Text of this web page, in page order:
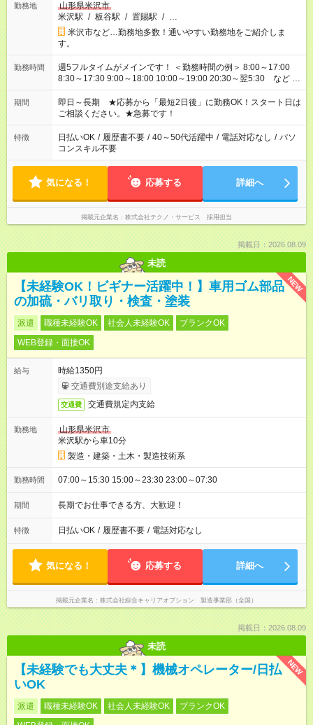
勤務地
山形県米沢市
米沢駅 / 板谷駅 / 置賜駅 / …
米沢市など…勤務地多数！通いやすい勤務地をご紹介しま
す。
勤務時間
週5フルタイムがメインです！ ＜勤務時間の例＞ 8:00～17:00
8:30～17:30 9:00～18:00 10:00～19:00 20:30～翌5:30 など ★
その他にも勤務時間多数！ 日勤のみ、残業なし、交替制など
ご希望を教えてください！
期間
即日～長期 ★応募から「最短2日後」に勤務OK！スタート日は
ご相談ください。★急募です！
特徴 日払いOK / 履歴書不要 / 40～50代活躍中 / 電話対応なし / パソ
コンスキル不要
気になる！ 応募する 詳細へ
掲載元企業名 株式会社テクノ・サービス 採用担当
掲載日：2026.08.09
未読
NEW
【未経験OK！ビギナー活躍中！】車用ゴム部品
の加硫・バリ取り・検査・塗装
派遣 職種未経験OK 社会人未経験OK
ブランクOK
WEB登録・面接OK
給与
時給1350円
交通費別途支給あり
交通費 交通費規定内支給
勤務地
山形県米沢市
米沢駅から車10分
製造・建築・土木・製造技術系
勤務時間 07:00～15:30 15:00～23:30 23:00～07:30
期間 長期でお仕事できる方、大歓迎！
特徴 日払いOK / 履歴書不要 / 電話対応なし
気になる！ 応募する 詳細へ
掲載元企業名 株式会社綜合キャリアオプション 製造事業部（全国）
掲載日：2026.08.09
未読
NEW
【未経験でも大丈夫＊】機械オペレーター/日払
いOK
派遣 職種未経験OK 社会人未経験OK
ブランクOK